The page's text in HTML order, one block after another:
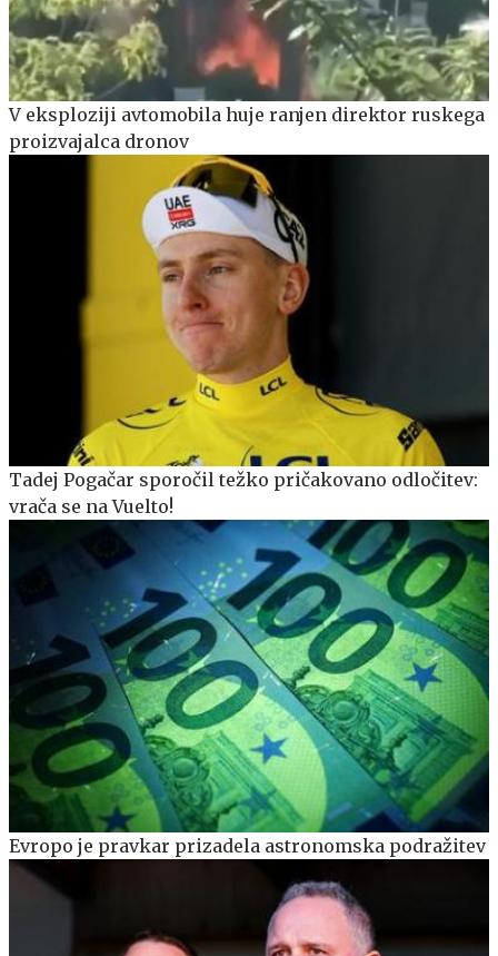
V eksploziji avtomobila huje ranjen direktor ruskega
proizvajalca dronov
Tadej Pogačar sporočil težko pričakovano odločitev:
vrača se na Vuelto!
Evropo je pravkar prizadela astronomska podražitev